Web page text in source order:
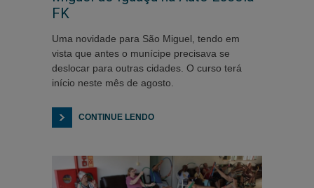
FK
Uma novidade para São Miguel, tendo em
vista que antes o munícipe precisava se
deslocar para outras cidades. O curso terá
início neste mês de agosto.
CONTINUE LENDO